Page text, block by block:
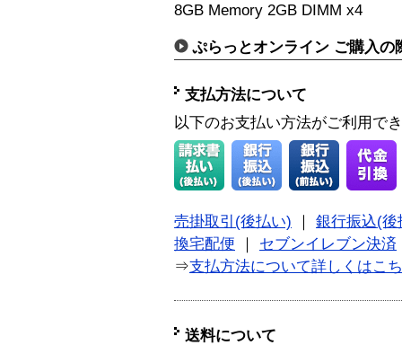
8GB Memory 2GB DIMM x4
ぷらっとオンライン ご購入の
支払方法について
以下のお支払い方法がご利用で
売掛取引(後払い)
銀行振込(後
換宅配便
セブンイレブン決済
⇒支払方法について詳しくはこ
送料について